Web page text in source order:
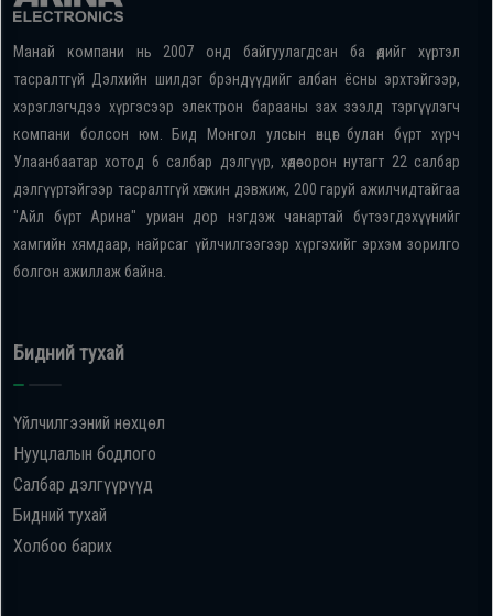
Манай компани нь 2007 онд байгуулагдсан ба өдийг хүртэл
тасралтгүй Дэлхийн шилдэг брэндүүдийг албан ёсны эрхтэйгээр,
хэрэглэгчдээ хүргэсээр электрон барааны зах зээлд тэргүүлэгч
компани болсон юм. Бид Монгол улсын өнцөг булан бүрт хүрч
Улаанбаатар хотод 6 салбар дэлгүүр, хөдөө орон нутагт 22 салбар
дэлгүүртэйгээр тасралтгүй хөгжин дэвжиж, 200 гаруй ажилчидтайгаа
"Айл бүрт Арина" уриан дор нэгдэж чанартай бүтээгдэхүүнийг
хамгийн хямдаар, найрсаг үйлчилгээгээр хүргэхийг эрхэм зорилго
болгон ажиллаж байна.
Бидний тухай
Үйлчилгээний нөхцөл
Нууцлалын бодлого
Салбар дэлгүүрүүд
Бидний тухай
Холбоо барих